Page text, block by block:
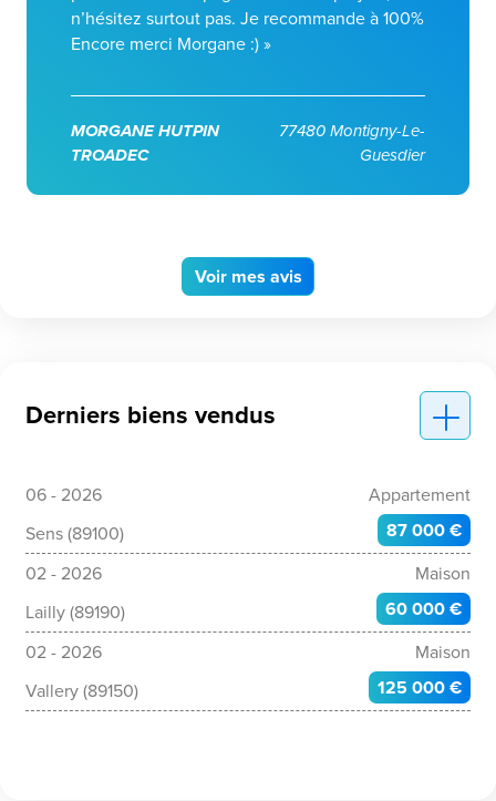
Voir mes avis
n’hésitez surtout pas. Je recommande à 100%
Encore merci Morgane :) »
MORGANE HUTPIN
TROADEC
77480 Montigny-Le-
Guesdier
Derniers biens vendus
06 - 2026
Appartement
Sens (89100)
87 000 €
02 - 2026
Maison
Lailly (89190)
60 000 €
02 - 2026
Maison
Vallery (89150)
125 000 €